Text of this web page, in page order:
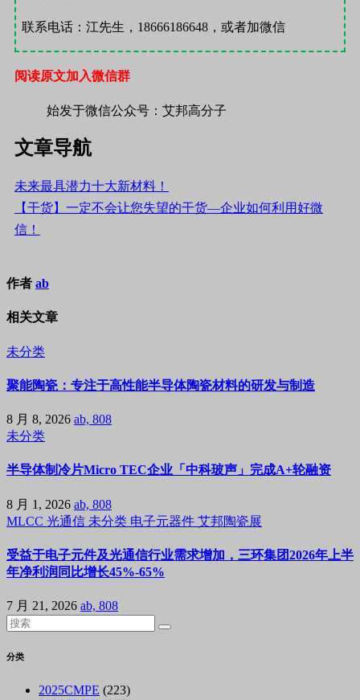
联系电话：江先生， 18666186648 ，或者加微信
阅读原文加入微信群
始发于微信公众号：艾邦高分子
文章导航
未来最具潜力十大新材料！
【干货】一定不会让您失望的干货—企业如何利用好微
信！
作者 ab
相关文章
未分类
聚能陶瓷：专注于高性能半导体陶瓷材料的研发与制造
8 月 8, 2026 ab, 808
未分类
半导体制冷片Micro TEC企业「中科玻声」完成A+轮融资
8 月 1, 2026 ab, 808
MLCC 光通信 未分类 电子元器件 艾邦陶瓷展
受益于电子元件及光通信行业需求增加，三环集团2026年上半
年净利润同比增长45%-65%
7 月 21, 2026 ab, 808
分类
2025CMPE (223)